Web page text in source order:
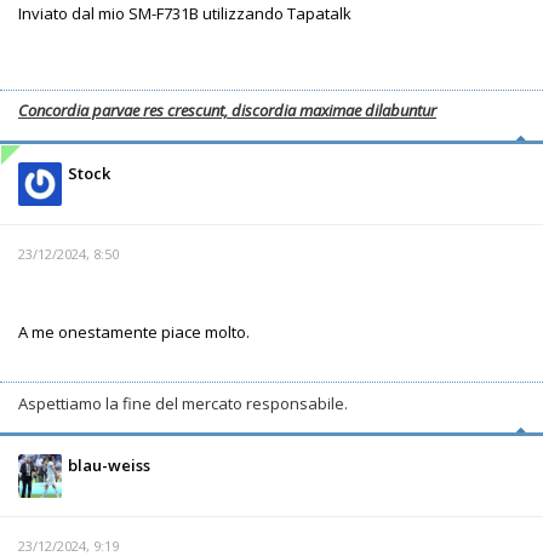
Inviato dal mio SM-F731B utilizzando Tapatalk
Concordia parvae res crescunt, discordia maximae dilabuntur
Stock
23/12/2024, 8:50
A me onestamente piace molto.
Aspettiamo la fine del mercato responsabile.
blau-weiss
23/12/2024, 9:19